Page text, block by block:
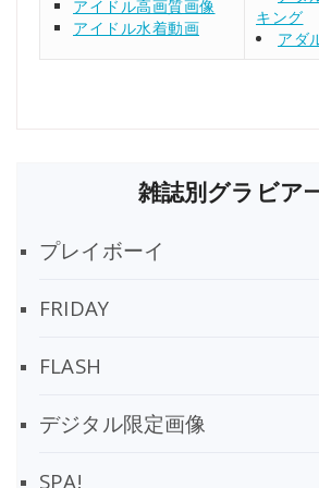
アイドル高画質画像
アイドル水着動画
キング
アダ
雑誌別グラビア
プレイボーイ
FRIDAY
FLASH
デジタル限定画像
SPA!